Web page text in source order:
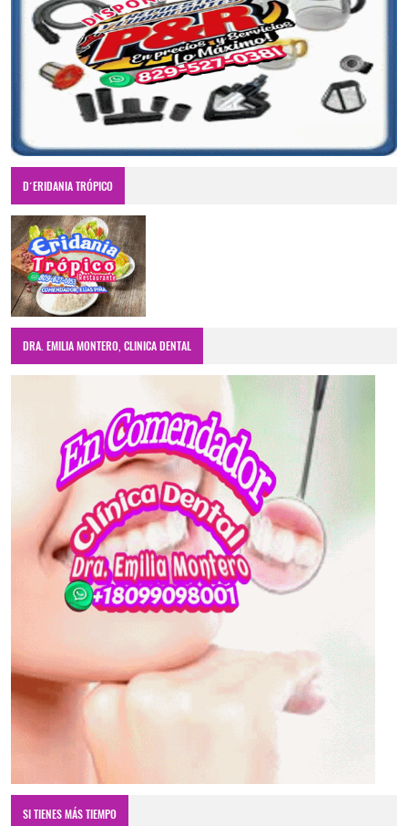
D´ERIDANIA TRÓPICO
DRA. EMILIA MONTERO, CLINICA DENTAL
SI TIENES MÁS TIEMPO